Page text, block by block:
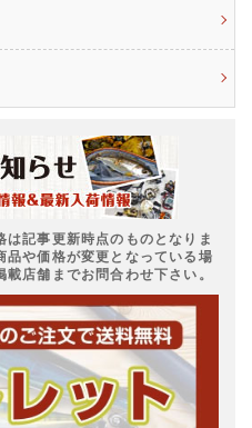
記事更新時点のものとなりま
品や価格が変更となっている場
店舗までお問合わせ下さい。